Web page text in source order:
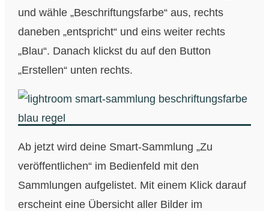
und wähle „Beschriftungsfarbe“ aus, rechts
daneben „entspricht“ und eins weiter rechts
„Blau“. Danach klickst du auf den Button
„Erstellen“ unten rechts.
Ab jetzt wird deine Smart-Sammlung „Zu
veröffentlichen“ im Bedienfeld mit den
Sammlungen aufgelistet. Mit einem Klick darauf
erscheint eine Übersicht aller Bilder im